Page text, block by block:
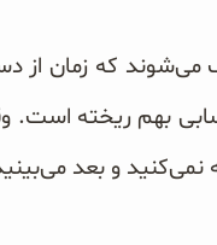
می‌شوند که زمان از
بهم ریخته است.
و بعد